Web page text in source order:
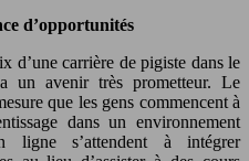
d’opportunités
d’une carrière de pigiste dans le
un avenir très prometteur. Le
que les gens commencent à
dans un environnement
ligne s’attendent à intégrer